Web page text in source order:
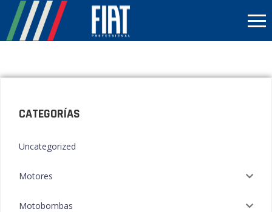
CATEGORÍAS
Uncategorized
Motores
Motobombas